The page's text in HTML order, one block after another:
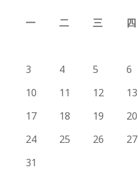
一
二 三 四
3
4 5 6
10
11 12 13
17
18 19 20
24
25 26 27
31